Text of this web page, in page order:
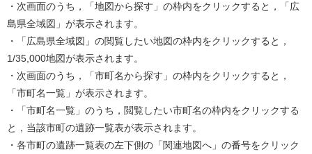
・次画面のうち，「地図から探す」の枠内をクリックすると，「広
島県全域図」が表示されます。
・「広島県全域図」の閲覧したい地図の枠内をクリックすると，
1/35,000地図が表示されます。
・次画面のうち，「市町名から探す」の枠内をクリックすると，
「市町名一覧」が表示されます。
・「市町名一覧」のうち，閲覧したい市町名の枠内をクリックする
と，当該市町の遺跡一覧表が表示されます。
・各市町の遺跡一覧表の左下側の「関連地図へ」の番号をクリック